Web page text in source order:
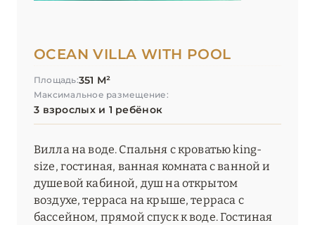
OCEAN VILLA WITH POOL
Площадь:351 М²
Максимальное размещение:
3 взрослых и 1 ребёнок
Вилла на воде. Спальня с кроватью king-
size, гостиная, ванная комната с ванной и
душевой кабиной, душ на открытом
воздухе, терраса на крыше, терраса с
бассейном, прямой спуск к воде. Гостиная